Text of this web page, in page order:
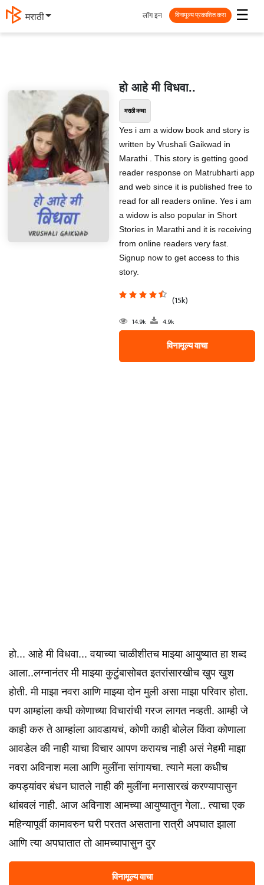
मराठी ☰
लॉग इन विनामूल्य प्रकाशित करा
हो आहे मी विधवा..
मराठी कथा
Yes i am a widow book and story is
written by Vrushali Gaikwad in
Marathi . This story is getting good
reader response on Matrubharti app
and web since it is published free to
read for all readers online. Yes i am
a widow is also popular in Short
Stories in Marathi and it is receiving
from online readers very fast.
Signup now to get access to this
story.
(15k)
14.9k 4.9k
विनामूल्य वाचा
हो... आहे मी विधवा... वयाच्या चाळीशीतच माझ्या आयुष्यात हा शब्द
आला..लग्नानंतर मी माझ्या कुटुंबासोबत इतरांसारखीच खुप खुश
होती. मी माझा नवरा आणि माझ्या दोन मुली असा माझा परिवार होता.
पण आम्हांला कधी कोणाच्या विचारांची गरज लागत नव्हती. आम्ही जे
काही करु ते आम्हांला आवडायचं, कोणी काही बोलेल किंवा कोणाला
आवडेल की नाही याचा विचार आपण करायच नाही असं नेहमी माझा
नवरा अविनाश मला आणि मुलींना सांगायचा. त्याने मला कधीच
कपड्यांवर बंधन घातले नाही की मुलींना मनासारखं करण्यापासुन
थांबवलं नाही. आज अविनाश आमच्या आयुष्यातुन गेला.. त्याचा एक
महिन्यापूर्वी कामावरुन घरी परतत असताना रात्री अपघात झाला
आणि त्या अपघातात तो आमच्यापासुन दुर
विनामूल्य वाचा